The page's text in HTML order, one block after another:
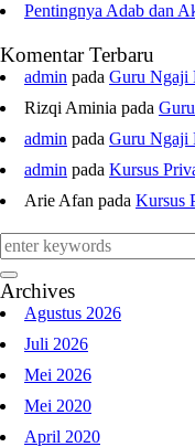
Pentingnya Adab dan
Komentar Terbaru
admin pada Guru Ngaji
Rizqi Aminia pada
admin pada Guru Ngaji
admin pada Kursus
Arie Afan pada Kursus
Archives
Agustus 2026
Juli 2026
Mei 2026
Mei 2020
April 2020